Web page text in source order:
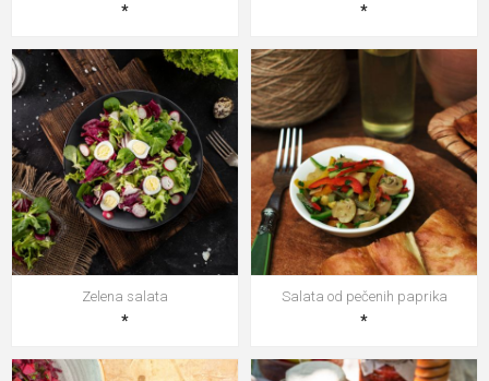
* *
Zelena salata
*
Salata od pečenih paprika
*